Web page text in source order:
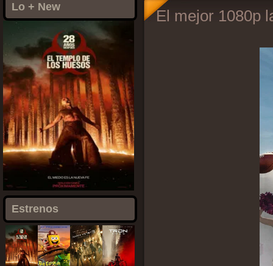
Lo + New
Estrenos
El mejor 1080p